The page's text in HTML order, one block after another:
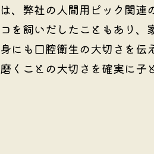
は、弊社の人間用ピック関連
コを飼いだしたこともあり
身にも口腔衛生の大切さを伝
磨くことの大切さを確実に子